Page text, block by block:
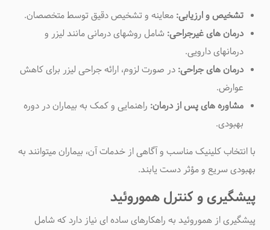
تشخیص و ارزیابی: معاینه و تشخیص دقیق توسط متخصصان.
درمان های غیرجراحی: شامل روشهای درمانی مانند لیزر و
درمانهای دارویی.
درمان های جراحی: در صورت لزوم، ارائه جراحی لیزر برای کاهش
عوارض.
مشاوره های پس از درمان: راهنمایی و کمک به بیماران در دوره
بهبودی.
با انتخاب کلینیک مناسب و آگاهی از خدمات آن، بیماران میتوانند به
بهبودی سریع و مؤثر دست یابند.
پیشگیری و کنترل هموروئید
پیشگیری از هموروئید به راهکارهای ساده ای نیاز دارد که شامل